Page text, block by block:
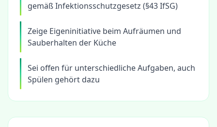
gemäß Infektionsschutzgesetz (§43 IfSG)
Zeige Eigeninitiative beim Aufräumen und
Sauberhalten der Küche
Sei offen für unterschiedliche Aufgaben, auch
Spülen gehört dazu